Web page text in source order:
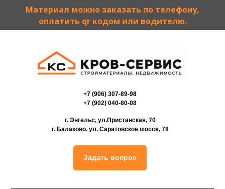
Материал можно заказать по телефону,
оплатить qr кодом или водителю.
+7 (906) 307-89-98
+7 (902) 040-80-08
г. Энгельс, ул.Пристанская, 70
г. Балаково. ул. Саратовское шоссе, 78
Задать вопрос